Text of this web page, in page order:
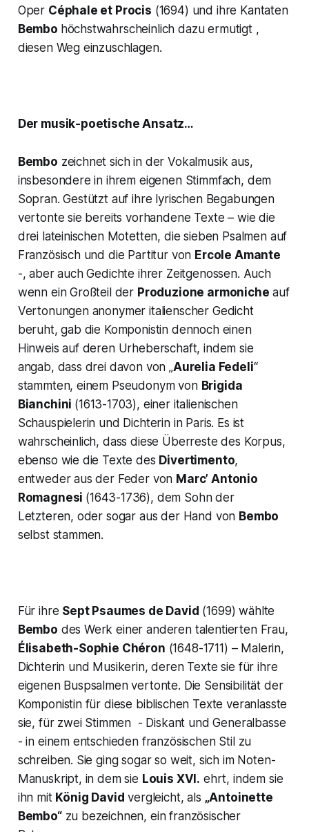
Oper Céphale et Procis (1694) und ihre Kantaten
Bembo höchstwahrscheinlich dazu ermutigt ,
diesen Weg einzuschlagen.
Der musik-poetische Ansatz…
Bembo zeichnet sich in der Vokalmusik aus,
insbesondere in ihrem eigenen Stimmfach, dem
Sopran. Gestützt auf ihre lyrischen Begabungen
vertonte sie bereits vorhandene Texte – wie die
drei lateinischen Motetten, die sieben Psalmen auf
Französisch und die Partitur von Ercole Amante
-, aber auch Gedichte ihrer Zeitgenossen. Auch
wenn ein Großteil der Produzione armoniche auf
Vertonungen anonymer italienscher Gedicht
beruht, gab die Komponistin dennoch einen
Hinweis auf deren Urheberschaft, indem sie
angab, dass drei davon von „Aurelia Fedeli“
stammten, einem Pseudonym von Brigida
Bianchini (1613-1703), einer italienischen
Schauspielerin und Dichterin in Paris. Es ist
wahrscheinlich, dass diese Überreste des Korpus,
ebenso wie die Texte des Divertimento,
entweder aus der Feder von Marc’ Antonio
Romagnesi (1643-1736), dem Sohn der
Letzteren, oder sogar aus der Hand von Bembo
selbst stammen.
Für ihre Sept Psaumes de David (1699) wählte
Bembo des Werk einer anderen talentierten Frau,
Élisabeth-Sophie Chéron (1648-1711) – Malerin,
Dichterin und Musikerin, deren Texte sie für ihre
eigenen Buspsalmen vertonte. Die Sensibilität der
Komponistin für diese biblischen Texte veranlasste
sie, für zwei Stimmen - Diskant und Generalbasse
- in einem entschieden französischen Stil zu
schreiben. Sie ging sogar so weit, sich im Noten-
Manuskript, in dem sie Louis XVI. ehrt, indem sie
ihn mit König David vergleicht, als „Antoinette
Bembo“zu bezeichnen, ein französischer